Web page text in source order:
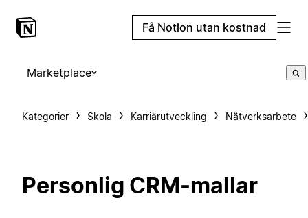
Få Notion utan kostnad
Marketplace
Kategorier Skola Karriärutveckling Nätverksarbete
Personlig CRM-mallar